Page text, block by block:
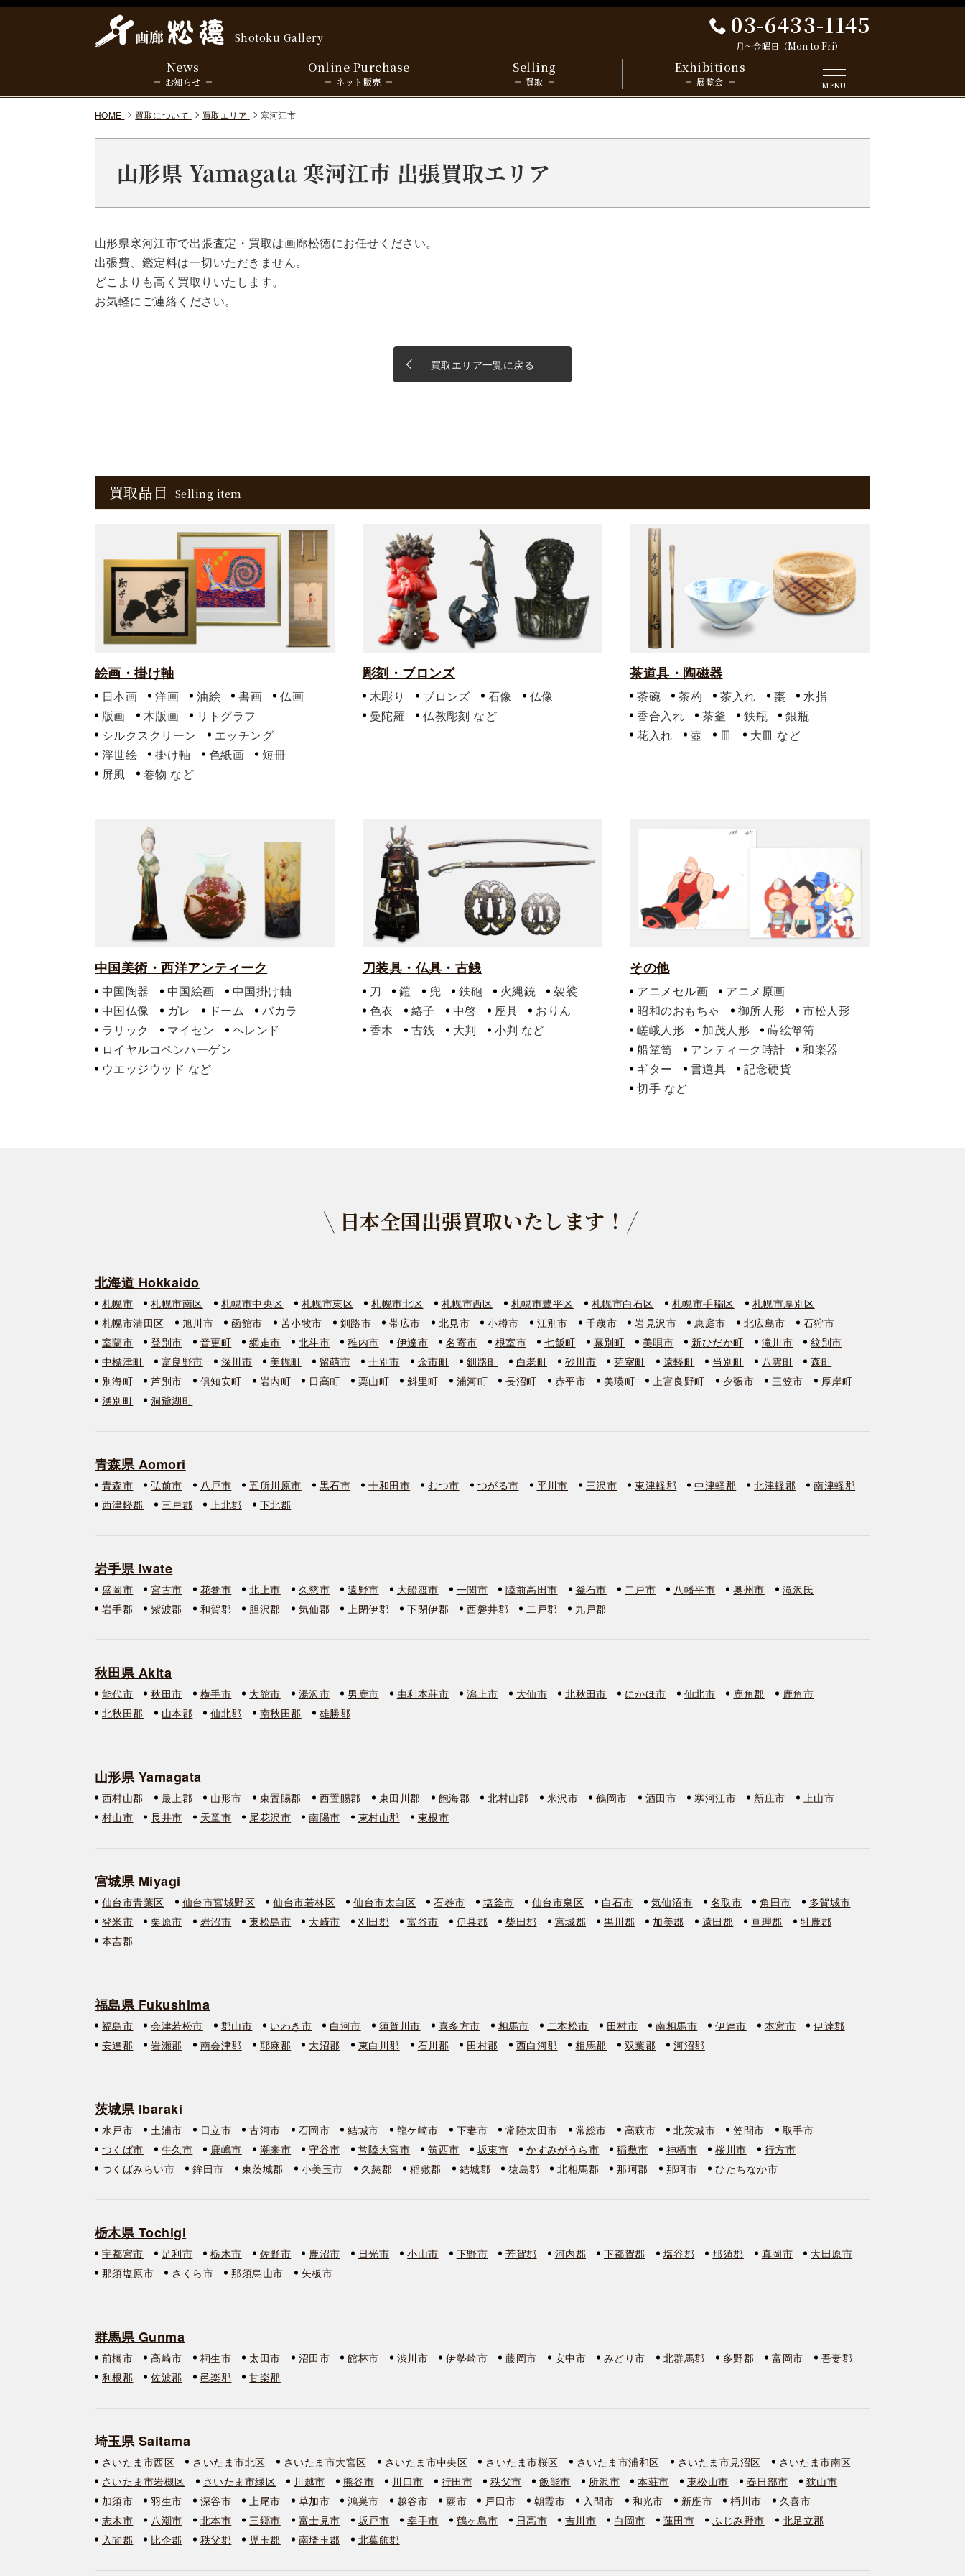
Shotoku Gallery 03-6433-1145
月～金曜日（Mon to Fri）
MENU
News
お知らせ
Online Purchase
ネット販売
Selling
買取
Exhibitions
展覧会
HOME 買取について 買取エリア 寒河江市
山形県 Yamagata 寒河江市 出張買取エリア
山形県寒河江市で出張査定・買取は画廊松徳にお任せください。
出張費、鑑定料は一切いただきません。
どこよりも高く買取りいたします。
お気軽にご連絡ください。
買取エリア一覧に戻る
買取品目 Selling item
絵画・掛け軸
日本画 洋画 油絵 書画
仏画
版画
木版画
リトグラフ
シルクスクリーン
エッチング
浮世絵
掛け軸 色紙画
短冊
屏風
巻物
彫刻・ブロンズ
木彫り ブロンズ 石像
仏像
曼陀羅
仏教彫刻
茶道具・陶磁器
茶碗 茶杓 茶入れ 棗
水指
香合入れ
茶釜 鉄瓶
銀瓶
花入れ
壺 皿 大皿
中国美術・西洋アンティーク
中国陶器 中国絵画
中国掛け軸
中国仏像
ガレ ドーム
バカラ
ラリック
マイセン
ヘレンド
ロイヤルコペンハーゲン
ウエッジウッド
刀装具・仏具・古銭
刀 鎧 兜 鉄砲 火縄銃
袈裟
色衣
絡子 中啓 座具
おりん
香木
古銭 大判 小判
その他
アニメセル画
アニメ原画
昭和のおもちゃ
御所人形
市松人形
嵯峨人形
加茂人形
蒔絵箪笥
船箪笥
アンティーク時計
和楽器
ギター
書道具
記念硬貨
切手
日本全国出張買取いたします！
北海道 Hokkaido
札幌市 札幌市南区 札幌市中央区 札幌市東区 札幌市北区 札幌市西区 札幌市豊平区 札幌市白石区 札幌市手稲区
札幌市厚別区
札幌市清田区
旭川市 函館市 苫小牧市 釧路市 帯広市 北見市 小樽市 江別市 千歳市 岩見沢市 恵庭市 北広島市
石狩市
室蘭市
登別市 音更町 網走市 北斗市 稚内市 伊達市 名寄市 根室市 七飯町 幕別町 美唄市 新ひだか町 滝川市
紋別市
中標津町
富良野市 深川市 美幌町 留萌市 士別市 余市町 釧路町 白老町 砂川市 芽室町 遠軽町 当別町 八雲町
森町
別海町
芦別市 俱知安町 岩内町 日高町 栗山町 斜里町 浦河町 長沼町 赤平市 美瑛町 上富良野町 夕張市 三笠市
厚岸町
湧別町
洞爺湖町
青森県 Aomori
青森市 弘前市 八戸市 五所川原市 黒石市 十和田市 むつ市 つがる市 平川市 三沢市 東津軽郡 中津軽郡 北津軽郡
南津軽郡
西津軽郡
三戸郡 上北郡 下北郡
岩手県 Iwate
盛岡市 宮古市 花巻市 北上市 久慈市 遠野市 大船渡市 一関市 陸前高田市 釜石市 二戸市 八幡平市 奥州市
滝沢氏
岩手郡
紫波郡 和賀郡 胆沢郡 気仙郡 上閉伊郡 下閉伊郡 西磐井郡 二戸郡 九戸郡
秋田県 Akita
能代市 秋田市 横手市 大館市 湯沢市 男鹿市 由利本荘市 潟上市 大仙市 北秋田市 にかほ市 仙北市 鹿角郡
鹿角市
北秋田郡
山本郡 仙北郡 南秋田郡 雄勝郡
山形県 Yamagata
西村山郡 最上郡 山形市 東置賜郡 西置賜郡 東田川郡 飽海郡 北村山郡 米沢市 鶴岡市 酒田市 寒河江市 新庄市
上山市
村山市
長井市 天童市 尾花沢市 南陽市 東村山郡 東根市
宮城県 Miyagi
仙台市青葉区 仙台市宮城野区 仙台市若林区 仙台市太白区 石巻市 塩釜市 仙台市泉区 白石市 気仙沼市 名取市 角田市
多賀城市
登米市
栗原市 岩沼市 東松島市 大崎市 刈田郡 富谷市 伊具郡 柴田郡 宮城郡 黒川郡 加美郡 遠田郡 亘理郡
牡鹿郡
本吉郡
福島県 Fukushima
福島市 会津若松市 郡山市 いわき市 白河市 須賀川市 喜多方市 相馬市 二本松市 田村市 南相馬市 伊達市 本宮市
伊達郡
安達郡
岩瀬郡 南会津郡 耶麻郡 大沼郡 東白川郡 石川郡 田村郡 西白河郡 相馬郡 双葉郡 河沼郡
茨城県 Ibaraki
水戸市 土浦市 日立市 古河市 石岡市 結城市 龍ケ崎市 下妻市 常陸太田市 常総市 高萩市 北茨城市 笠間市
取手市
つくば市
牛久市 鹿嶋市 潮来市 守谷市 常陸大宮市 筑西市 坂東市 かすみがうら市 稲敷市 神栖市 桜川市
行方市
つくばみらい市
鉾田市 東茨城郡 小美玉市 久慈郡 稲敷郡 結城郡 猿島郡 北相馬郡 那珂郡 那珂市 ひたちなか市
栃木県 Tochigi
宇都宮市 足利市 栃木市 佐野市 鹿沼市 日光市 小山市 下野市 芳賀郡 河内郡 下都賀郡 塩谷郡 那須郡 真岡市
大田原市
那須塩原市
さくら市 那須烏山市 矢板市
群馬県 Gunma
前橋市 高崎市 桐生市 太田市 沼田市 館林市 渋川市 伊勢崎市 藤岡市 安中市 みどり市 北群馬郡 多野郡 富岡市
吾妻郡
利根郡
佐波郡 邑楽郡 甘楽郡
埼玉県 Saitama
さいたま市西区 さいたま市北区 さいたま市大宮区 さいたま市中央区 さいたま市桜区 さいたま市浦和区 さいたま市見沼区
さいたま市南区
さいたま市岩槻区
さいたま市緑区 川越市 熊谷市 川口市 行田市 秩父市 飯能市 所沢市 本荘市 東松山市 春日部市
狭山市
加須市
羽生市 深谷市 上尾市 草加市 鴻巣市 越谷市 蕨市 戸田市 朝霞市 入間市 和光市 新座市 桶川市
久喜市
志木市
八潮市 北本市 三郷市 富士見市 坂戸市 幸手市 鶴ヶ島市 日高市 吉川市 白岡市 蓮田市 ふじみ野市
北足立郡
入間郡
比企郡 秩父郡 児玉郡 南埼玉郡 北葛飾郡